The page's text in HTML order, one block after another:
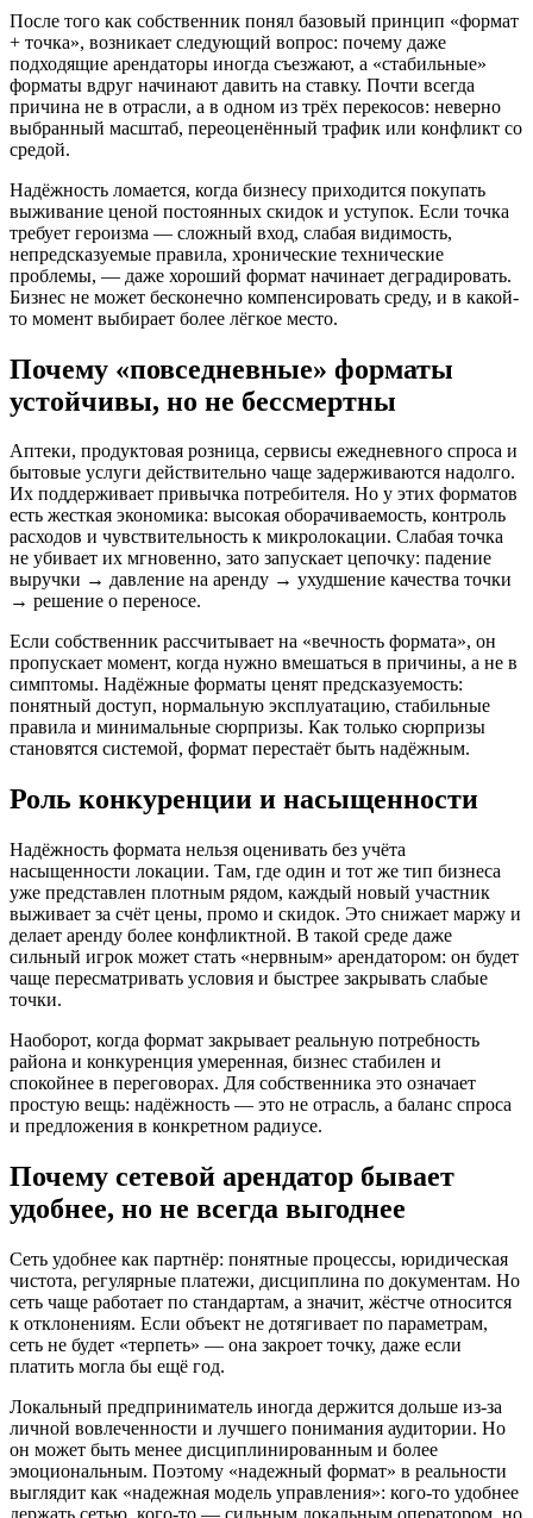
После того как собственник понял базовый принцип «формат
+ точка», возникает следующий вопрос: почему даже
подходящие арендаторы иногда съезжают, а «стабильные»
форматы вдруг начинают давить на ставку. Почти всегда
причина не в отрасли, а в одном из трёх перекосов: неверно
выбранный масштаб, переоценённый трафик или конфликт со
средой.
Надёжность ломается, когда бизнесу приходится покупать
выживание ценой постоянных скидок и уступок. Если точка
требует героизма — сложный вход, слабая видимость,
непредсказуемые правила, хронические технические
проблемы, — даже хороший формат начинает деградировать.
Бизнес не может бесконечно компенсировать среду, и в какой-
то момент выбирает более лёгкое место.
Почему «повседневные» форматы
устойчивы, но не бессмертны
Аптеки, продуктовая розница, сервисы ежедневного спроса и
бытовые услуги действительно чаще задерживаются надолго.
Их поддерживает привычка потребителя. Но у этих форматов
есть жесткая экономика: высокая оборачиваемость, контроль
расходов и чувствительность к микролокации. Слабая точка
не убивает их мгновенно, зато запускает цепочку: падение
выручки → давление на аренду → ухудшение качества точки
→ решение о переносе.
Если собственник рассчитывает на «вечность формата», он
пропускает момент, когда нужно вмешаться в причины, а не в
симптомы. Надёжные форматы ценят предсказуемость:
понятный доступ, нормальную эксплуатацию, стабильные
правила и минимальные сюрпризы. Как только сюрпризы
становятся системой, формат перестаёт быть надёжным.
Роль конкуренции и насыщенности
Надёжность формата нельзя оценивать без учёта
насыщенности локации. Там, где один и тот же тип бизнеса
уже представлен плотным рядом, каждый новый участник
выживает за счёт цены, промо и скидок. Это снижает маржу и
делает аренду более конфликтной. В такой среде даже
сильный игрок может стать «нервным» арендатором: он будет
чаще пересматривать условия и быстрее закрывать слабые
точки.
Наоборот, когда формат закрывает реальную потребность
района и конкуренция умеренная, бизнес стабилен и
спокойнее в переговорах. Для собственника это означает
простую вещь: надёжность — это не отрасль, а баланс спроса
и предложения в конкретном радиусе.
Почему сетевой арендатор бывает
удобнее, но не всегда выгоднее
Сеть удобнее как партнёр: понятные процессы, юридическая
чистота, регулярные платежи, дисциплина по документам. Но
сеть чаще работает по стандартам, а значит, жёстче относится
к отклонениям. Если объект не дотягивает по параметрам,
сеть не будет «терпеть» — она закроет точку, даже если
платить могла бы ещё год.
Локальный предприниматель иногда держится дольше из-за
личной вовлеченности и лучшего понимания аудитории. Но
он может быть менее дисциплинированным и более
эмоциональным. Поэтому «надежный формат» в реальности
выглядит как «надежная модель управления»: кого-то удобнее
держать сетью, кого-то — сильным локальным оператором, но